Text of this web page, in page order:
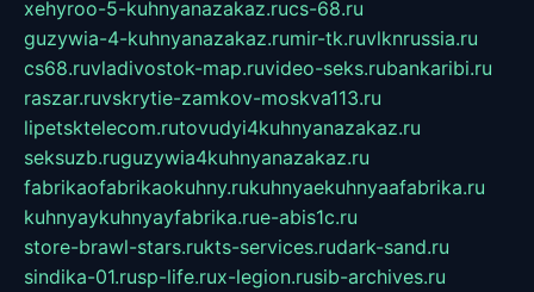
xehyroo-5-kuhnyanazakaz.rucs-68.ru
guzywia-4-kuhnyanazakaz.rumir-tk.ruvlknrussia.ru
cs68.ruvladivostok-map.ruvideo-seks.rubankaribi.ru
raszar.ruvskrytie-zamkov-moskva113.ru
lipetsktelecom.rutovudyi4kuhnyanazakaz.ru
seksuzb.ruguzywia4kuhnyanazakaz.ru
fabrikaofabrikaokuhny.rukuhnyaekuhnyaafabrika.ru
kuhnyaykuhnyayfabrika.rue-abis1c.ru
store-brawl-stars.rukts-services.rudark-sand.ru
sindika-01.rusp-life.rux-legion.rusib-archives.ru